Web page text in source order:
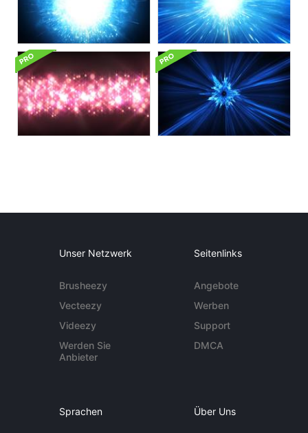
Unser Netzwerk
Brusheezy
Vecteezy
Videezy
Werden Sie
Anbieter
Seitenlinks
Angebote
Werben
Support
DMCA
Sprachen Über Uns